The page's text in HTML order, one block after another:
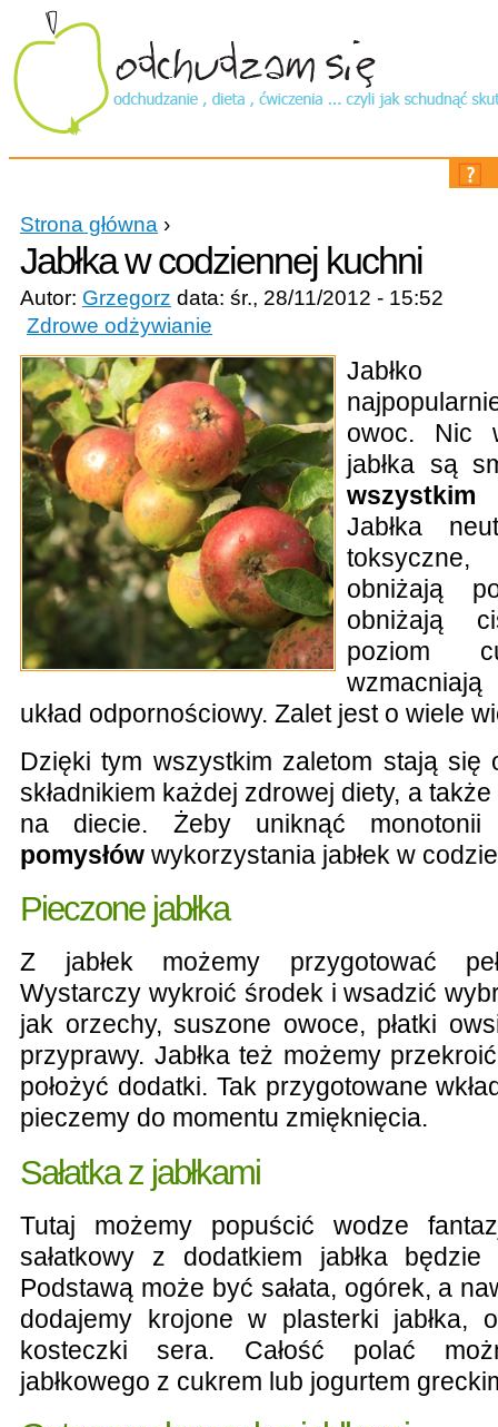
Strona główna ›
Jabłka w codziennej kuchni
Autor: Grzegorz data: śr., 28/11/2012 - 15:52
Zdrowe odżywianie
owoc. Nic
jabłka są
Jabłka
toksyczne,
obniżają
obniżają
poziom
układ odpornościowy. Zalet jest o wiele
Dzięki tym wszystkim zaletom stają się
składnikiem każdej zdrowej diety, a
na diecie. Żeby uniknąć
pomysłów wykorzystania jabłek w
Pieczone jabłka
Z jabłek możemy przygotować
Wystarczy wykroić środek i wsadzić
jak orzechy, suszone owoce, płatki
przyprawy. Jabłka też możemy
położyć dodatki. Tak przygotowane
pieczemy do momentu zmięknięcia.
Sałatka z jabłkami
Tutaj możemy popuścić wodze
sałatkowy z dodatkiem jabłka
Podstawą może być sałata, ogórek, a
dodajemy krojone w plasterki jabłka,
kosteczki sera. Całość polać
jabłkowego z cukrem lub jogurtem